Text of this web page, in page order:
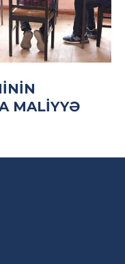
MALIYYƏ